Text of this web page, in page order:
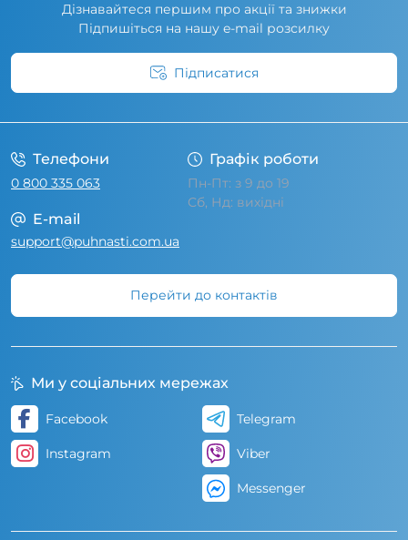
Дізнавайтеся першим про акції та знижки
Підпишіться на нашу e-mail розсилку
Підписатися
Телефони
0 800 335 063
Графік роботи
Пн-Пт: з 9 до 19
Сб, Нд: вихідні
E-mail
support@puhnasti.com.ua
Перейти до контактів
Ми у соціальних мережах
Facebook
Instagram
Telegram
Viber
Messenger